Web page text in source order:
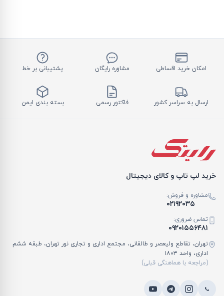
امکان خرید اقساطی مشاوره رایگان پشتیبانی بر خط
ارسال به سراسر کشور فاکتور رسمی بسته بندی ایمن
خرید لپ تاپ و کالای دیجیتال
مشاوره و فروش:
۰۲۱۹۲۰۳۵
تماس ضروری:
۰۹۲۰۱۵۵۶۴۸۱
تهران، تقاطع ولیعصر و طالقانی، مجتمع اداری و تجاری نور تهران، طبقه ششم
اداری، واحد ۱۸۰۳
(مراجعه با هماهنگی قبلی)